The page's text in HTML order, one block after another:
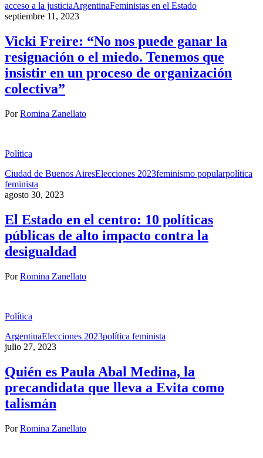
acceso a la justiciaArgentinaFeministas en el Estado
septiembre 11, 2023
Vicki Freire: “No nos puede ganar la
resignación o el miedo. Tenemos que
insistir en un proceso de organización
colectiva”
PorRomina Zanellato
Política
Ciudad de Buenos AiresElecciones 2023feminismo popularpolítica
feminista
agosto 30, 2023
El Estado en el centro: 10 políticas
públicas de alto impacto contra la
desigualdad
PorRomina Zanellato
Política
ArgentinaElecciones 2023política feminista
julio 27, 2023
Quién es Paula Abal Medina, la
precandidata que lleva a Evita como
talismán
PorRomina Zanellato